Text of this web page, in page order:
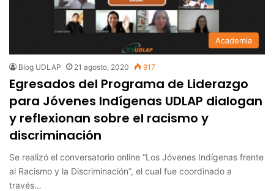
Academia
Blog UDLAP 21 agosto, 2020 917
Egresados del Programa de Liderazgo
para Jóvenes Indígenas UDLAP dialogan
y reflexionan sobre el racismo y
discriminación
Se realizó el conversatorio online “Los Jóvenes Indígenas frente
al Racismo y la Discriminación”, el cual fue coordinado a
través…